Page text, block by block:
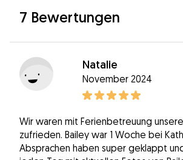
7 Bewertungen
Natalie
November 2024
Wir waren mit Ferienbetreuung
zufrieden. Bailey war 1 Woche bei
Absprachen haben super geklappt